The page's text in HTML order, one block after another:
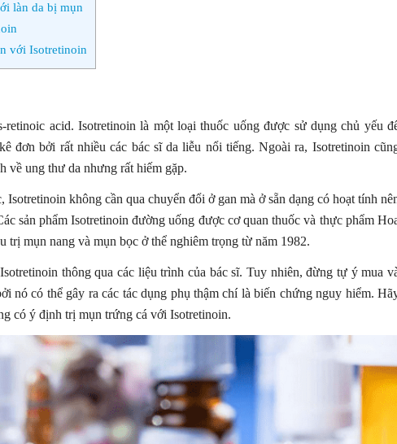
làn da bị mụn
với Isotretinoin
retinoic acid. Isotretinoin là một loại thuốc uống được sử dụng chủ yếu
đơn bởi rất nhiều các bác sĩ da liễu nổi tiếng. Ngoài ra, Isotretinoin
về ung thư da nhưng rất hiếm gặp.
không cần qua chuyển đổi ở gan mà ở sẵn dạng có hoạt tính
sản phẩm Isotretinoin đường uống được cơ quan thuốc và thực phẩm
mụn nang và mụn bọc ở thể nghiêm trọng từ năm 1982.
thông qua các liệu trình của bác sĩ. Tuy nhiên, đừng tự ý mua
nó có thể gây ra các tác dụng phụ thậm chí là biến chứng nguy hiểm.
có ý định trị mụn trứng cá với Isotretinoin.